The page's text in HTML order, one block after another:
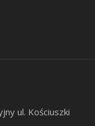
ul. Kościuszki